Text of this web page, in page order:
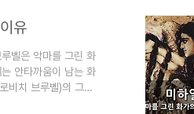
유
벨은 악마를 그린 화
안타까움이 남는 화
치 브루벨)의 그림